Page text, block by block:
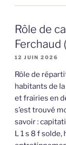
Rôle de
Ferchaud
12 JUIN 2026
Rôle de
habitants de
et frairies en
s’est trouvé
savoir :
L 1 s 8 f